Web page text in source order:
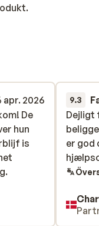
apr. 2026
De
hun
is
De
hun
is
9.3
Dejligt
er god
Dejligt
er god